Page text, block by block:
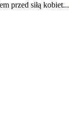
przed siłą kobiet...